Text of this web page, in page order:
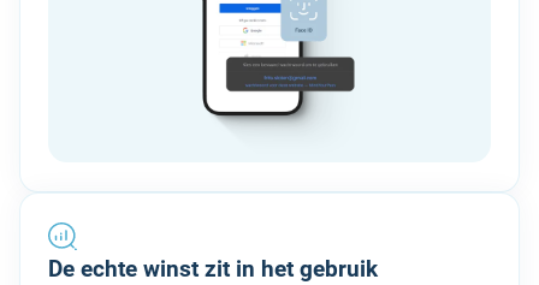
De echte winst zit in het gebruik